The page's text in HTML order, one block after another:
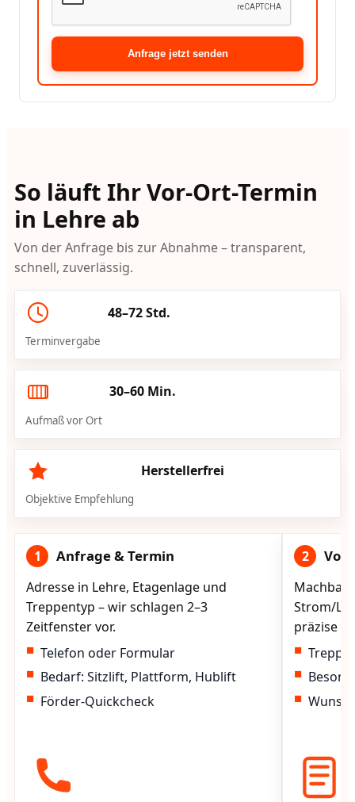
Anfrage jetzt senden
So läuft Ihr Vor-Ort-Termin
in Lehre ab
Von der Anfrage bis zur Abnahme – transparent,
schnell, zuverlässig.
48–72 Std.
Terminvergabe
30–60 Min.
Aufmaß vor Ort
Herstellerfrei
Objektive Empfehlung
1 Anfrage & Termin
Adresse in Lehre, Etagenlage und
Treppentyp – wir schlagen 2–3
Zeitfenster vor.
Telefon oder Formular
Bedarf: Sitzlift, Plattform, Hublift
Förder-Quickcheck
2
Strom/
präzise